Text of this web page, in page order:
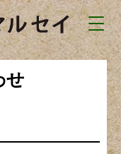
せ